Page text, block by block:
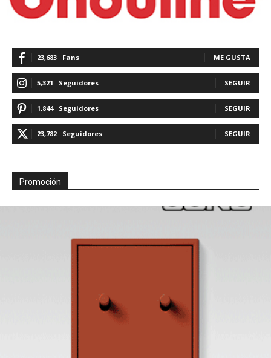
23,683 Fans ME GUSTA
5,321 Seguidores SEGUIR
1,844 Seguidores SEGUIR
23,782 Seguidores SEGUIR
Promoción